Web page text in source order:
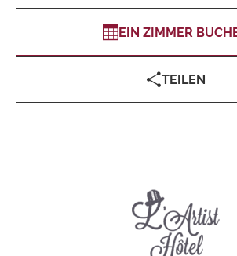
EIN ZIMMER
TEILEN